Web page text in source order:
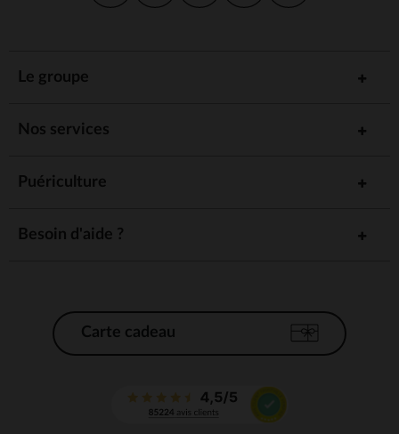
Le groupe
Nos services
Puériculture
Besoin d'aide ?
Carte cadeau